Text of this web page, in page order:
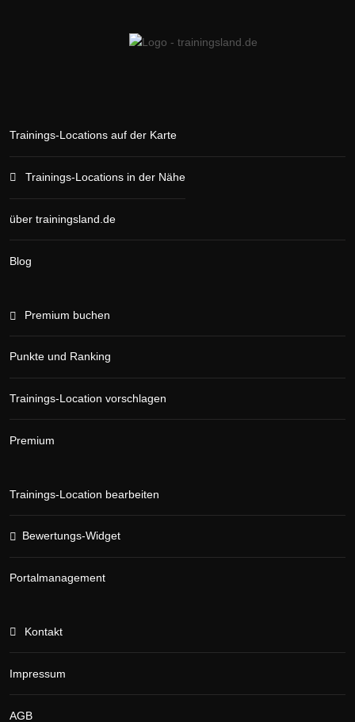
Trainings-Locations auf der Karte
Trainings-Locations in der Nähe
über trainingsland.de
Blog
Premium buchen
Punkte und Ranking
Trainings-Location vorschlagen
Premium
Trainings-Location bearbeiten
Bewertungs-Widget
Portalmanagement
Kontakt
Impressum
AGB